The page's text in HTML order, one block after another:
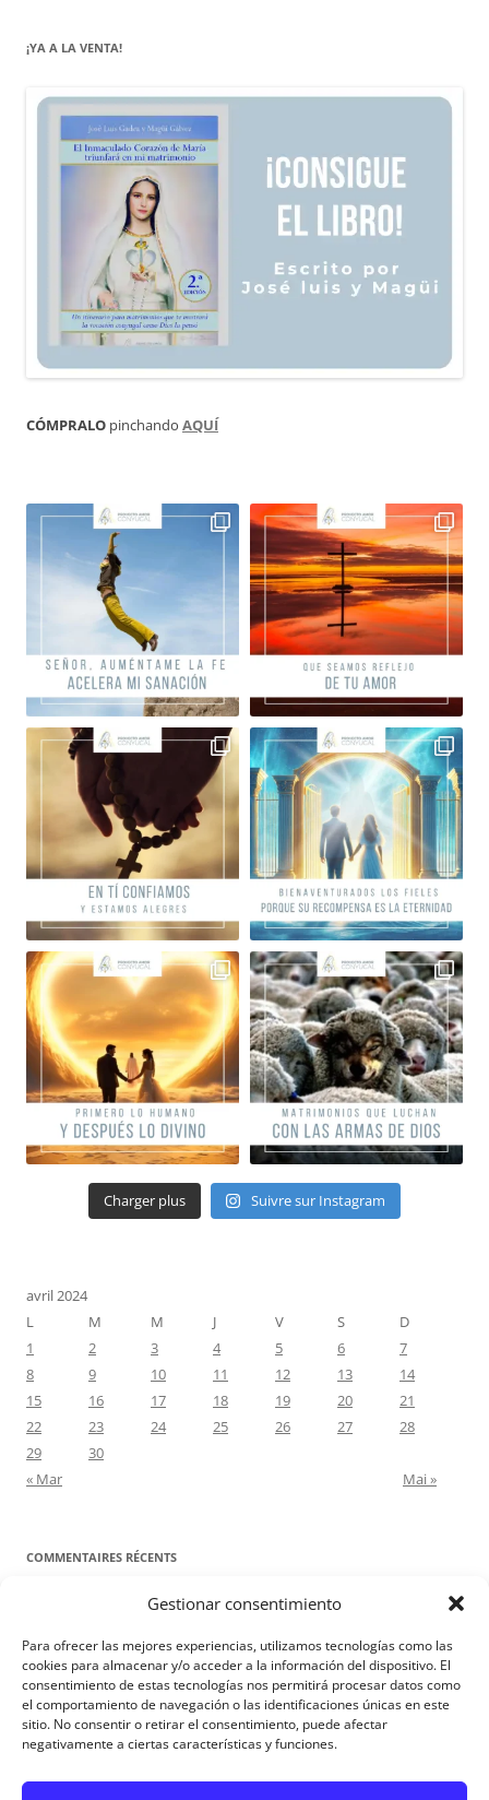
Gestionar consentimiento
Para ofrecer las mejores experiencias, utilizamos tecnologías como las
cookies para almacenar y/o acceder a la información del dispositivo. El
consentimiento de estas tecnologías nos permitirá procesar datos como
el comportamiento de navegación o las identificaciones únicas en este
sitio. No consentir o retirar el consentimiento, puede afectar
negativamente a ciertas características y funciones.
¡YA A LA VENTA!
CÓMPRALO pinchando AQUÍ
Charger plus Suivre sur Instagram
avril 2024
L
M M J V S
D
1
2 3 4 5 6
7
8
9 10 11 12 13
14
15
16 17 18 19 20
21
22
23 24 25 26 27
28
29
30
« Mar
Mai »
COMMENTAIRES RÉCENTS
Proyecto Amor ConyugaldansContre toute attente. Commentaire
pour les époux : Luc 12, 8-12
Manuel MirallesdansContre toute attente. Commentaire pour les
époux : Luc 12, 8-12